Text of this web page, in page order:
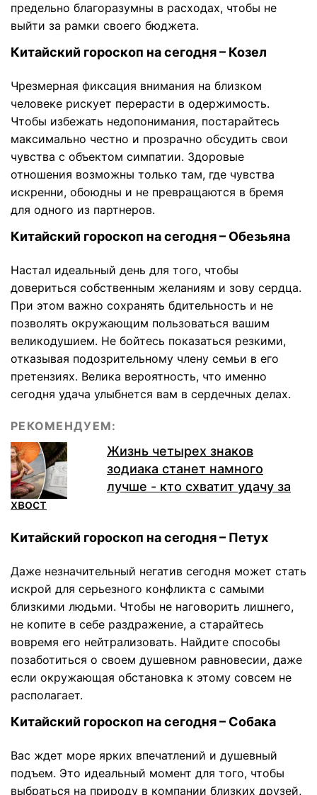
предельно благоразумны в расходах, чтобы не
выйти за рамки своего бюджета.
Китайский гороскоп на сегодня – Козел
Чрезмерная фиксация внимания на близком
человеке рискует перерасти в одержимость.
Чтобы избежать недопонимания, постарайтесь
максимально честно и прозрачно обсудить свои
чувства с объектом симпатии. Здоровые
отношения возможны только там, где чувства
искренни, обоюдны и не превращаются в бремя
для одного из партнеров.
Китайский гороскоп на сегодня – Обезьяна
Настал идеальный день для того, чтобы
довериться собственным желаниям и зову сердца.
При этом важно сохранять бдительность и не
позволять окружающим пользоваться вашим
великодушием. Не бойтесь показаться резкими,
отказывая подозрительному члену семьи в его
претензиях. Велика вероятность, что именно
сегодня удача улыбнется вам в сердечных делах.
РЕКОМЕНДУЕМ:
Жизнь четырех знаков
зодиака станет намного
лучше - кто схватит удачу за
хвост
Китайский гороскоп на сегодня – Петух
Даже незначительный негатив сегодня может стать
искрой для серьезного конфликта с самыми
близкими людьми. Чтобы не наговорить лишнего,
не копите в себе раздражение, а старайтесь
вовремя его нейтрализовать. Найдите способы
позаботиться о своем душевном равновесии, даже
если окружающая обстановка к этому совсем не
располагает.
Китайский гороскоп на сегодня – Собака
Вас ждет море ярких впечатлений и душевный
подъем. Это идеальный момент для того, чтобы
выбраться на природу в компании близких друзей,